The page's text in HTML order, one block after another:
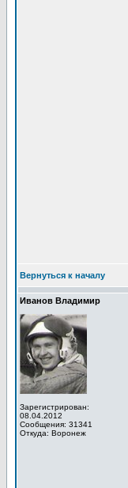
Вернуться к началу
Иванов Владимир
Зарегистрирован:
08.04.2012
Сообщения: 31341
Откуда: Воронеж